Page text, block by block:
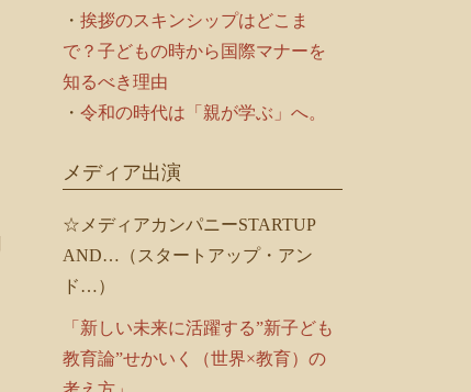
・ 挨拶のスキンシップはどこま
で？子どもの時から国際マナーを
知るべき理由
・ 令和の時代は「親が学ぶ」へ。
メディア出演
☆メディアカンパニーSTARTUP
AND…（スタートアップ・アン
ド…）
「新しい未来に活躍する”新子ども
教育論”せかいく（世界×教育）の